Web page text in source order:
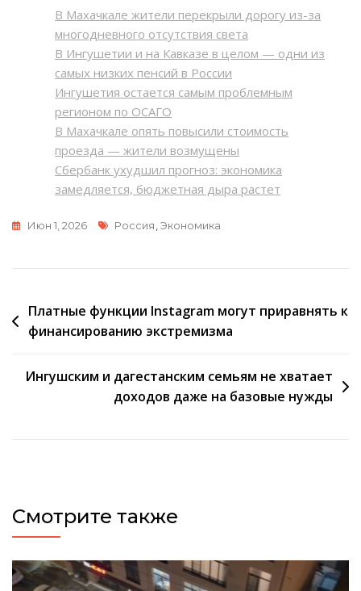
В Махачкале жители перекрыли дорогу из-за
многодневного отсутствия света
В Ингушетии и на Кавказе в целом — одни из
самых низких пенсий в России
Ингушетия остается самым проблемным
регионом по ОСАГО
В Махачкале опять повысили стоимость
проезда — жители возмущены
Сбербанк ухудшил прогноз: экономика
замедляется, бюджетная дыра растет
Июн 1, 2026 Метки
Россия Экономика
Навигация
по
Платные функции Instagram могут приравнять к
финансированию экстремизма
Ингушским и дагестанским семьям не хватает
доходов даже на базовые нужды
Смотрите также